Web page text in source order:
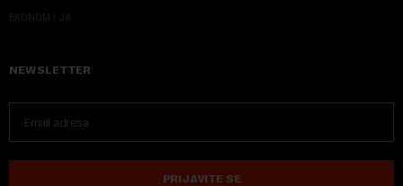
EKONOM I JA
NEWSLETTER
PRIJAVITE SE